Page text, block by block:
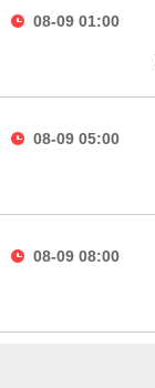
08-09 01:00
08-09 05:00
08-09 08:00